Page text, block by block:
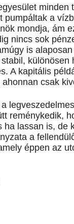
a
mondja, ám
nincs sok
is
A kapitális
csak
reménykedik,
lassan is, de
a
éppen az